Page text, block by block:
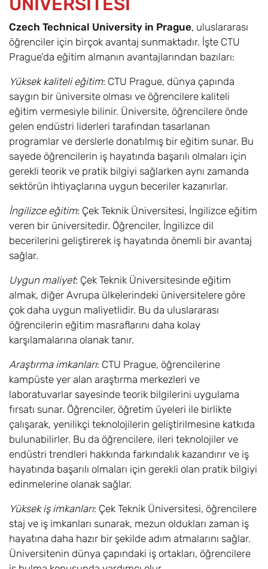
Czech Technical University in Prague, uluslararası
öğrenciler için birçok avantaj sunmaktadır. İşte CTU
Prague’da eğitim almanın avantajlarından bazıları:
Yüksek kaliteli eğitim: CTU Prague, dünya çapında
saygın bir üniversite olması ve öğrencilere kaliteli
eğitim vermesiyle bilinir. Üniversite, öğrencilere önde
gelen endüstri liderleri tarafından tasarlanan
programlar ve derslerle donatılmış bir eğitim sunar. Bu
sayede öğrencilerin iş hayatında başarılı olmaları için
gerekli teorik ve pratik bilgiyi sağlarken aynı zamanda
sektörün ihtiyaçlarına uygun beceriler kazanırlar.
İngilizce eğitim: Çek Teknik Üniversitesi, İngilizce eğitim
veren bir üniversitedir. Öğrenciler, İngilizce dil
becerilerini geliştirerek iş hayatında önemli bir avantaj
sağlar.
Uygun maliyet: Çek Teknik Üniversitesinde eğitim
almak, diğer Avrupa ülkelerindeki üniversitelere göre
çok daha uygun maliyetlidir. Bu da uluslararası
öğrencilerin eğitim masraflarını daha kolay
karşılamalarına olanak tanır.
Araştırma imkanları: CTU Prague, öğrencilerine
kampüste yer alan araştırma merkezleri ve
laboratuvarlar sayesinde teorik bilgilerini uygulama
fırsatı sunar. Öğrenciler, öğretim üyeleri ile birlikte
çalışarak, yenilikçi teknolojilerin geliştirilmesine katkıda
bulunabilirler. Bu da öğrencilere, ileri teknolojiler ve
endüstri trendleri hakkında farkındalık kazandırır ve iş
hayatında başarılı olmaları için gerekli olan pratik bilgiyi
edinmelerine olanak sağlar.
Yüksek iş imkanları: Çek Teknik Üniversitesi, öğrencilere
staj ve iş imkanları sunarak, mezun oldukları zaman iş
hayatına daha hazır bir şekilde adım atmalarını sağlar.
Üniversitenin dünya çapındaki iş ortakları, öğrencilere